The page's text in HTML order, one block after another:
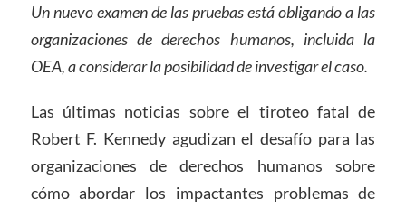
Un nuevo examen de las pruebas está obligando a las
organizaciones de derechos humanos, incluida la
OEA, a considerar la posibilidad de investigar el caso.
Las últimas noticias sobre el tiroteo fatal de
Robert F. Kennedy agudizan el desafío para las
organizaciones de derechos humanos sobre
cómo abordar los impactantes problemas de